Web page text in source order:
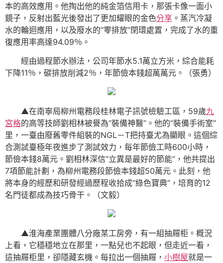
本的高效應用。他掏出他的純金箔信用卡，那張卡像一面小
鏡子，反射出藍光後發出了更加耀眼的金色分享 。蒸汽冷凝
水的輪迴應用，以及廢水的“零排放”閉環處置，完成了水的重
復應用率高達94.09％。
經由過程節水辦法，公司年節水5.1萬立方米，綜合能耗
下降11％，碳排放削減2％，年節儉本錢超萬萬元。（張勇）
▲在南寧局柳州電務段桂林電子訊號檢驗工區，59歲九
宮格的高等技師劉相林被譽為“裝備神醫”。他的“裝備手術室”
里，一臺由廢舊零件組裝的NGL－T把持臺尤為顯眼。這個綜
合測試臺極年夜進步了測試效力，每年節儉工時600小時，
節儉本錢8萬元。劉相林深信“立異是最好的節能”，他共提出
7項節能計劃，為柳州電務段節儉本錢超50萬元。此刻，他
將本身的經歷和研發經過歷程收拾成“綠色寶典”，培育的12
名門徒都成為技巧骨干。（文毅）
▲淮海產業團體八分廠某工房旁，有一組抽屜柜。概況
上看，它穩穩地立在那里，一點兒也不起眼，但走近一看，
這抽屜柜里，卻隱藏玄機。每拉出一個抽屜， 小樹屋就是一